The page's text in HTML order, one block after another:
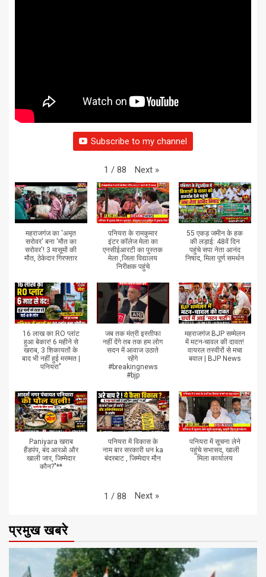
Subscribe to my channel
1 / 88 Next »
महराजगंज का 'अमृत
सरोवर' बना 'मौत का
सरोवर'! 3 मासूमों की
मौत, ठेकेदार गिरफ्तार
पनियरा के रामकुमार
इंटर कॉलेज मेला का
एनसीईआरटी का पुस्तक
मेला ,जिला विद्यालय
निरीक्षक पहुंचे
55 एकड़ जमीन के हक
की लड़ाई: 48वें दिन
पहुंचे सपा नेता आनंद
निषाद, मिला पूर्ण समर्थन
16 लाख का RO प्लांट
हुआ बेकार! 6 महीने से
खराब, 3 शिकायतों के
बाद भी नहीं हुई मरम्मत |
पनियरा"
जब तक मंत्री इस्तीफा
नहीं देंगे तब तक हम लोग
सदन में आवाज उठाते
रहेंगे
#breakingnews
#bjp
महराजगंज BJP सम्मेलन
में मटन-चावल की दावत!
वायरल तस्वीरों से मचा
बवाल | BJP News
Paniyara खराब
हैंडपंप, बंद आरओ और
खाली जार, जिम्मेदार
कौन?"**
पनियरा में विकास के
नाम बार सरकारी धन ka
बंदरबाट , जिम्मेदार मौन
पनियरा में सूचना लेने
पहुंचे सभासद, खाली
मिला कार्यालय
1 / 88 Next »
प्रमुख खबरे